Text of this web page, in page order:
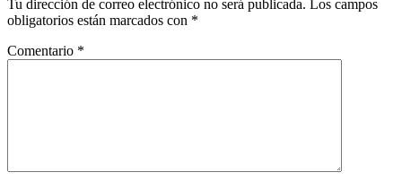
Tu dirección de correo electrónico no será publicada. Los campos
obligatorios están marcados con *
Comentario *